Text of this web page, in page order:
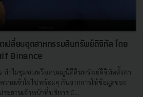
ปลี่ยนอุตสาหกรรมสินทรัพย์ดิจิทัล โดย
Binance
ทำไมชุมชนหรือคอมมูนิตีสินทรัพย์ดิจิทัลตั้งตา
ามเข้าใจไปพร้อมๆ กันจากการให้ข้อมูลของ
ธานเจ้าหน้าที่บริหาร G...